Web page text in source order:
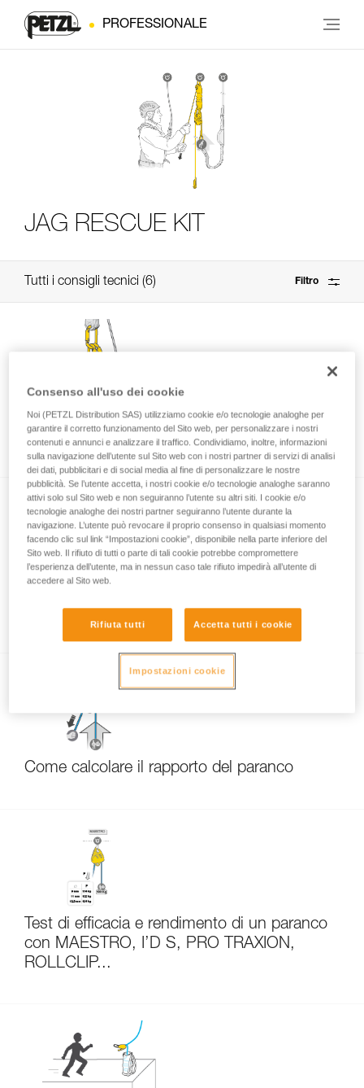
PROFESSIONALE
JAG RESCUE KIT
Tutti i consigli tecnici 6 Filtro
Sgancio ed evacuazione di un compagno
mediante un kit di soccorso
sospeso su un sistema statico
Come calcolare il rapporto del paranco
Test di efficacia e rendimento di un paranco
con MAESTRO, I’D S, PRO TRAXION,
ROLLCLIP...
Consenso all'uso dei cookie
Noi (PETZL Distribution SAS) utilizziamo cookie e/o tecnologie analoghe per
garantire il corretto funzionamento del Sito web, per personalizzare i nostri
contenuti e annunci e analizzare il traffico. Condividiamo, inoltre, informazioni
sulla navigazione dell’utente sul Sito web con i nostri partner di servizi di analisi
dei dati, pubblicitari e di social media al fine di personalizzare le nostre
pubblicità. Se l’utente accetta, i nostri cookie e/o tecnologie analoghe saranno
attivi solo sul Sito web e non seguiranno l’utente su altri siti. I cookie e/o
tecnologie analoghe dei nostri partner seguiranno l’utente durante la
navigazione. L’utente può revocare il proprio consenso in qualsiasi momento
facendo clic sul link “Impostazioni cookie”, disponibile nella parte inferiore del
Sito web. Il rifiuto di tutti o parte di tali cookie potrebbe compromettere
l’esperienza dell’utente, ma in nessun caso tale rifiuto impedirà all’utente di
accedere al Sito web.
Rifiuta tutti Accetta tutti i cookie
Impostazioni cookie